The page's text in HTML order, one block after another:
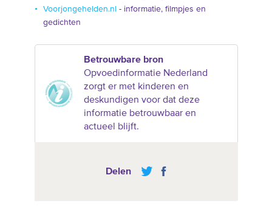
Voorjongehelden.nl - informatie, filmpjes en
gedichten
Betrouwbare bron
Opvoedinformatie Nederland
zorgt er met kinderen en
deskundigen voor dat deze
informatie betrouwbaar en
actueel blijft.
Delen